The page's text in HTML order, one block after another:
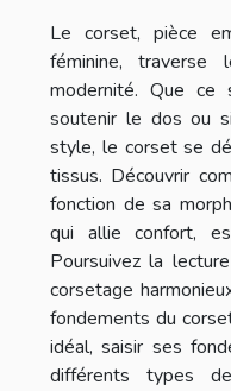
Le corset, pièce
féminine,
modernité. Que ce
soutenir le dos ou
style, le corset se
tissus. Découvrir
fonction de sa
qui allie confort,
Poursuivez la
corsetage
fondements du
idéal, saisir ses
différents types